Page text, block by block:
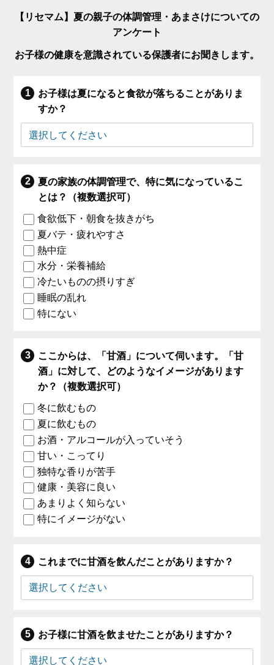
【リセマム】夏の親子の体調管理・あまさけについての
アンケート
お子様の健康を意識されている保護者にお聞きします。
お子様は夏になると食欲が落ちることがありま
すか？
夏の家族の体調管理で、特に気になっているこ
とは？（複数選択可）
食欲低下・朝食を抜きがち
夏バテ・疲れやすさ
熱中症
水分・栄養補給
冷たいものの摂りすぎ
睡眠の乱れ
特にない
ここからは、「甘酒」について伺います。「甘
酒」に対して、どのようなイメージがあります
か？（複数選択可）
冬に飲むもの
夏に飲むもの
お酒・アルコールが入っていそう
甘い・こってり
独特な香りが苦手
健康・美容に良い
あまりよく知らない
特にイメージがない
これまでに甘酒を飲んだことがありますか？
お子様に甘酒を飲ませたことがありますか？